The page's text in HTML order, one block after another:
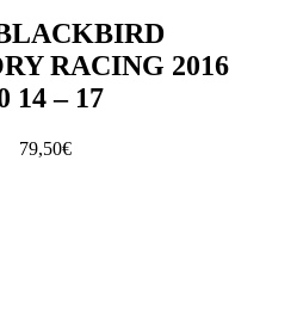
RACING 2016
14 – 17
79,50€